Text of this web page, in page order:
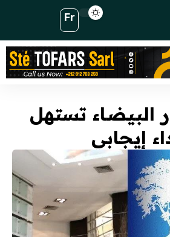
Fr
البيضاء تستهل
إيجابي